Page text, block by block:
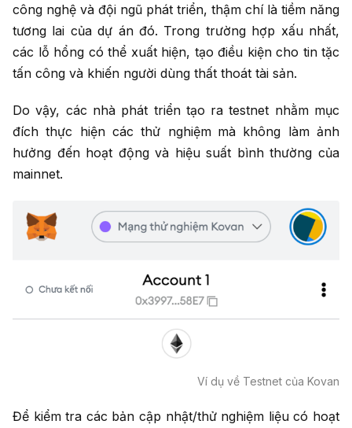
công nghệ và đội ngũ phát triển, thậm chí là tiềm năng
tương lai của dự án đó. Trong trường hợp xấu nhất,
các lỗ hổng có thể xuất hiện, tạo điều kiện cho tin tặc
tấn công và khiến người dùng thất thoát tài sản.
Do vậy, các nhà phát triển tạo ra testnet nhằm mục
đích thực hiện các thử nghiệm mà không làm ảnh
hưởng đến hoạt động và hiệu suất bình thường của
mainnet.
Ví dụ về Testnet của Kovan
Để kiểm tra các bản cập nhật/thử nghiệm liệu có hoạt